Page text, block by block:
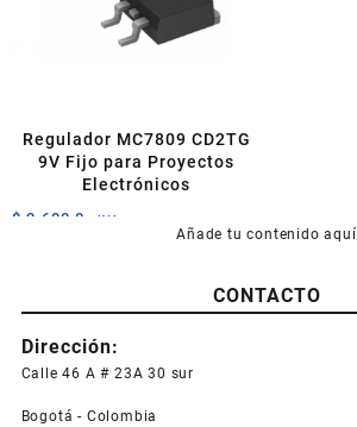
Regulador MC7809 CD2TG
9V Fijo para Proyectos
Electrónicos
$ 2.600,0 +IVA
Añade tu contenido aquí
CONTACTO
Dirección:
Calle 46 A # 23A 30 sur
Bogotá - Colombia